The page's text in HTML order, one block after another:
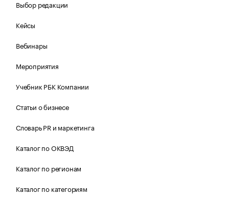
Выбор редакции
Кейсы
Вебинары
Мероприятия
Учебник РБК Компании
Статьи о бизнесе
Словарь PR и маркетинга
Каталог по ОКВЭД
Каталог по регионам
Каталог по категориям